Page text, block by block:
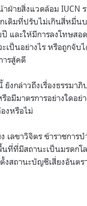
ฝ่ายสิ่งแวดล้อม IUCN
เดิมที่ปรับไม่เกินสี่หมื่น
และให้มีการลงโทษส
เป็นอย่างไร หรือถูกจั
ารสู้คดี
ยังกล่าวถึงเรื่องธรรมา
อมีมาตรการอย่างใดอย่
งหรือไม่
เลขาวิจิตร ข้าราชกา
ที่ที่มีสถานะเป็นมรดกโ
งสถานะบัญชีเสี่ยงอันต